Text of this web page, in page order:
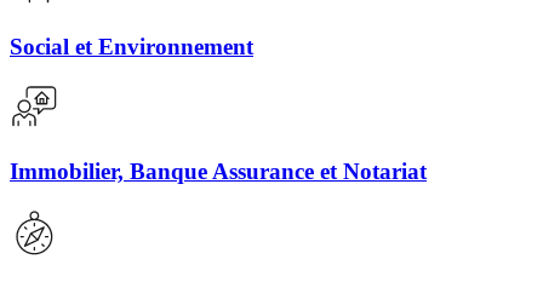
Social et Environnement
Immobilier, Banque Assurance et Notariat